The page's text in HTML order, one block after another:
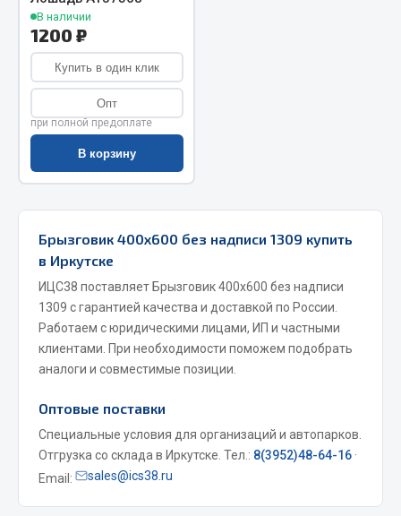
Выключатель массы
Изолента
Показать ещё
Запчасти на полуприцепы
Амортизаторы для полуприцепов
Весь раздел
Запчасти КамАЗ
Двигатель
Система питания
Сцепление
Коробка передач
В наличии
1200 ₽
Купить в один клик
Опт
при полной предоплате
В корзину
Брызговик 400х600 без надписи 1309 купить
в Иркутске
ИЦС38 поставляет Брызговик 400х600 без надписи
1309 с гарантией качества и доставкой по России.
Работаем с юридическими лицами, ИП и частными
клиентами. При необходимости поможем подобрать
аналоги и совместимые позиции.
Оптовые поставки
Специальные условия для организаций и автопарков.
Отгрузка со склада в Иркутске. Тел.: 8(3952)48-64-16 ·
Email:
sales@ics38.ru